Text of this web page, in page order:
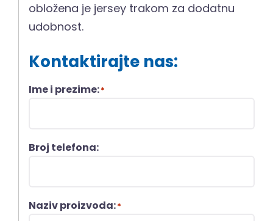
obložena je jersey trakom za dodatnu
udobnost.
Kontaktirajte nas:
Ime i prezime:*
Broj telefona:
Naziv proizvoda:*